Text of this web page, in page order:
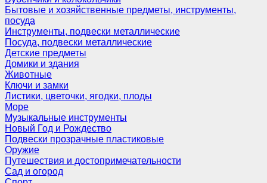
Бытовые и хозяйственные предметы, инструменты,
посуда
Инструменты, подвески металлические
Посуда, подвески металлические
Детские предметы
Домики и здания
Животные
Ключи и замки
Листики, цветочки, ягодки, плоды
Море
Музыкальные инструменты
Новый Год и Рождество
Подвески прозрачные пластиковые
Оружие
Путешествия и достопримечательности
Сад и огород